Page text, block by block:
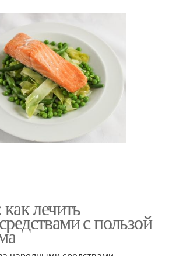
лечить
с пользой